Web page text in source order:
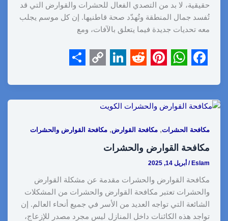
حقيقية، لا بد من التصدي الفعال للحشرات والقوارض التي قد
تُفسد جمال المنطقة وتُهدّد صحة قاطنيها. إن كل موسم يجلب
معه تحديات جديدة فيما يتعلق بالآفات، ومع
a
c
e
b
o
o
k
h
a
t
A
p
p
i
n
e
r
e
s
t
e
d
t
i
n
k
e
d
n
o
p
y
L
i
k
h
r
e
مكافحة الحشرات,مكافحة القوارض,مكافحة القوارض والحشرات
مكافحة القوارض والحشرات
Eslam
/أبريل 14, 2025
مكافحة القوارض والحشرات مقدمة عن مشكلة القوارض
والحشرات تعتبر مكافحة القوارض والحشرات من المشكلات
الشائعة التي تواجه العديد من الأسر في جميع أنحاء العالم. إن
تواجد هذه الكائنات داخل المنازل ليس مجرد مصدر للإزعاج،